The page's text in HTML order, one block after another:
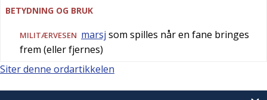
BETYDNING OG BRUK
MILITÆRVESEN marsj som spilles når en fane bringes
frem (eller fjernes)
Siter denne ordartikkelen